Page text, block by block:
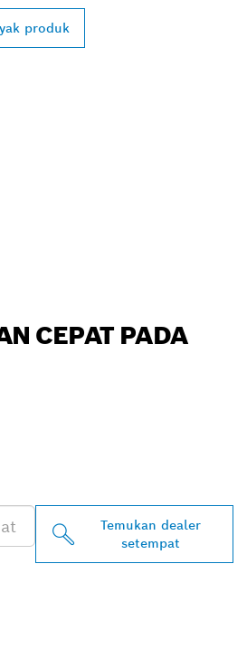
produk
CEPAT PADA
Temukan dealer
setempat